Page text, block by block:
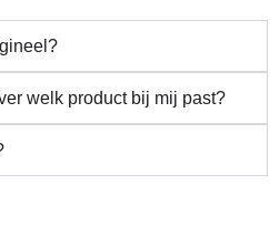
welk product bij mij past?